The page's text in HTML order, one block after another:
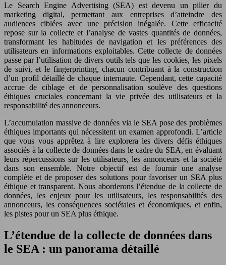
Le Search Engine Advertising (SEA) est devenu un pilier du
marketing digital, permettant aux entreprises d’atteindre des
audiences ciblées avec une précision inégalée. Cette efficacité
repose sur la collecte et l’analyse de vastes quantités de données,
transformant les habitudes de navigation et les préférences des
utilisateurs en informations exploitables. Cette collecte de données
passe par l’utilisation de divers outils tels que les cookies, les pixels
de suivi, et le fingerprinting, chacun contribuant à la construction
d’un profil détaillé de chaque internaute. Cependant, cette capacité
accrue de ciblage et de personnalisation soulève des questions
éthiques cruciales concernant la vie privée des utilisateurs et la
responsabilité des annonceurs.
L’accumulation massive de données via le SEA pose des problèmes
éthiques importants qui nécessitent un examen approfondi. L’article
que vous vous apprêtez à lire explorera les divers défis éthiques
associés à la collecte de données dans le cadre du SEA, en évaluant
leurs répercussions sur les utilisateurs, les annonceurs et la société
dans son ensemble. Notre objectif est de fournir une analyse
complète et de proposer des solutions pour favoriser un SEA plus
éthique et transparent. Nous aborderons l’étendue de la collecte de
données, les enjeux pour les utilisateurs, les responsabilités des
annonceurs, les conséquences sociétales et économiques, et enfin,
les pistes pour un SEA plus éthique.
L’étendue de la collecte de données dans
le SEA : un panorama détaillé